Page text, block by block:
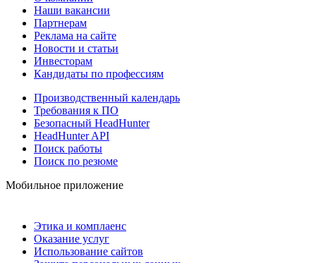
Наши вакансии
Партнерам
Реклама на сайте
Новости и статьи
Инвесторам
Кандидаты по профессиям
Производственный календарь
Требования к ПО
Безопасный HeadHunter
HeadHunter API
Поиск работы
Поиск по резюме
Мобильное приложение
Этика и комплаенс
Оказание услуг
Использование сайтов